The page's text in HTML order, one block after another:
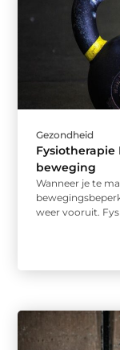
Gezondheid
Fysiotherapie
beweging
Wanneer je te
weer vooruit.